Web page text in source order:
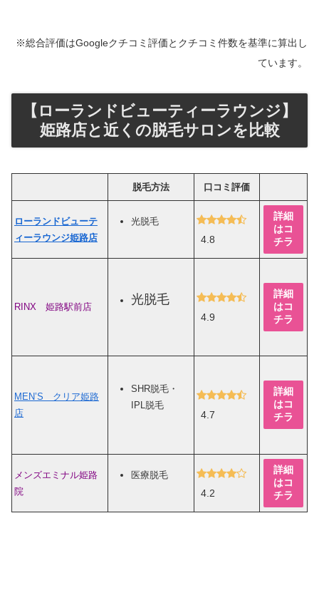
※総合評価はGoogleクチコミ評価とクチコミ件数を基準に算出し
ています。
【ローランドビューティーラウンジ】
姫路店と近くの脱毛サロンを比較
脱毛方法 口コミ評価
ローランドビューテ
ィーラウンジ姫路店
光脱毛
4.8
詳細
はコ
チラ
RINX 姫路駅前店 光脱毛
4.9
詳細
はコ
チラ
MEN’S クリア姫路
店
SHR脱毛・
IPL脱毛
4.7
詳細
はコ
チラ
メンズエミナル姫路
院
医療脱毛
4.2
詳細
はコ
チラ